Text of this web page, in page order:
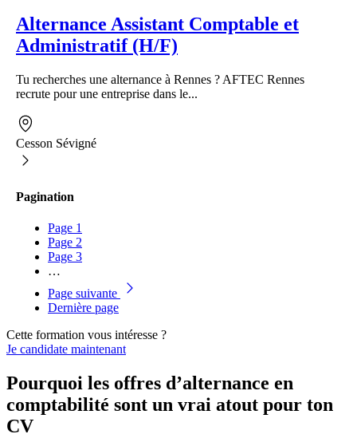
Alternance Assistant Comptable et
Administratif (H/F)
Tu recherches une alternance à Rennes ? AFTEC Rennes
recrute pour une entreprise dans le...
Cesson Sévigné
Pagination
Page 1
Page 2
Page 3
…
Page suivante
Dernière page
Cette formation vous intéresse ?
Je candidate maintenant
Pourquoi les offres d’alternance en
comptabilité sont un vrai atout pour ton
CV